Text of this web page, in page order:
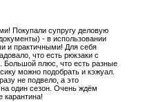
Покупали супругу деловую
- в использовании
и практичными! Для себя
что есть рюкзаки с
Большой плюс, что есть разные
можно подобрать и кэжуал.
не подвело, а это
один сезон. Очень ждём
карантина!